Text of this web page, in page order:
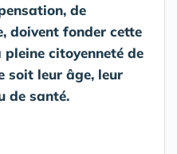
de
doivent fonder cette
citoyenneté de
soit leur âge, leur
de santé.